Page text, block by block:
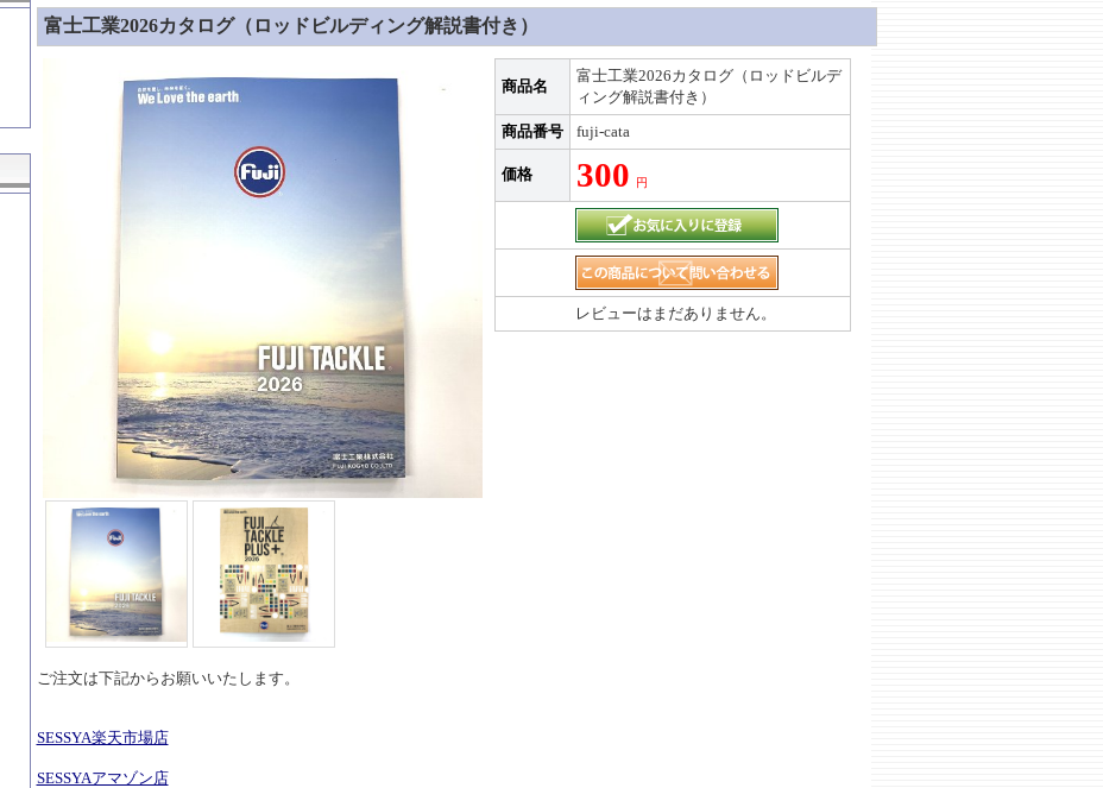
富士工業2026カタログ（ロッドビルディング解説書付き）
商品名
富士工業2026カタログ（ロッドビルデ
ィング解説書付き）
商品番号
fuji-cata
価格 300 円
レビューはまだありません。
ご注文は下記からお願いいたします。
SESSYA楽天市場店
SESSYAアマゾン店